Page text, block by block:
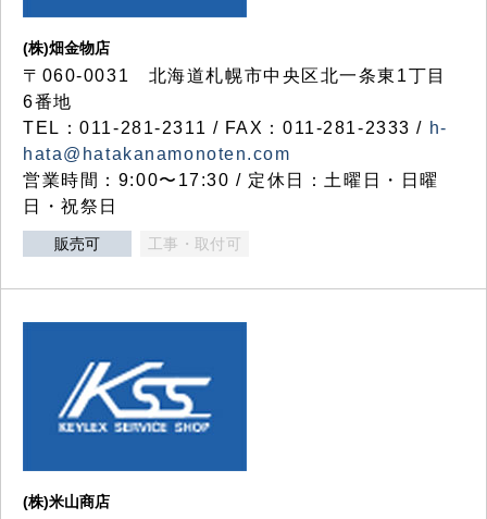
(株)畑金物店
〒060-0031 北海道札幌市中央区北一条東1丁目
6番地
TEL：011-281-2311 / FAX：011-281-2333 / h-
hata@hatakanamonoten.com
営業時間：9:00〜17:30 / 定休日：土曜日・日曜
日・祝祭日
販売可 工事・取付可
(株)米山商店